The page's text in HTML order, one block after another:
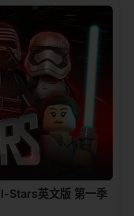
Stars英文版 第一季